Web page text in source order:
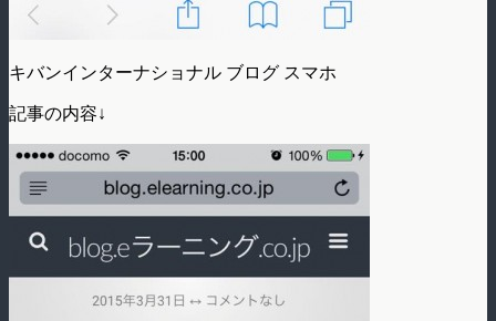
キバンインターナショナル ブログ スマホ
記事の内容↓